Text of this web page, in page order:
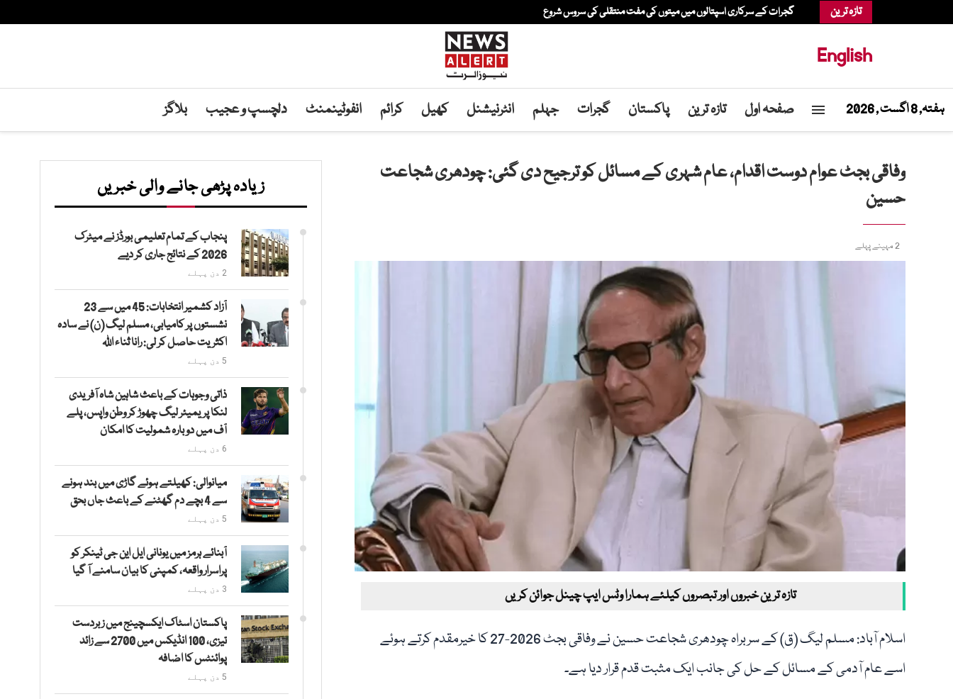
تازہ ترین گجرات کے سرکاری اسپتالوں میں میتوں کی مفت منتقلی کی سروس شروع
English
ہفتہ, 8 اگست , 2026 صفحہ اول تازہ ترین پاکستان گجرات جہلم انٹرنیشنل کھیل کرائم انفوٹینمنٹ دلچسپ و عجیب بلاگز
وفاقی بجٹ عوام دوست اقدام، عام شہری کے مسائل کو ترجیح دی گئی: چودھری شجاعت
حسین
2 مہینے پہلے
تازہ ترین خبروں اور تبصروں کیلئے ہمارا وٹس ایپ چینل جوائن کریں
اسلام آباد: مسلم لیگ (ق) کے سربراہ چودھری شجاعت حسین نے وفاقی بجٹ 2026-27 کا خیرمقدم کرتے ہوئے
اسے عام آدمی کے مسائل کے حل کی جانب ایک مثبت قدم قرار دیا ہے۔
زیادہ پڑھی جانے والی خبریں
پنجاب کے تمام تعلیمی بورڈز نے میٹرک
2026 کے نتائج جاری کر دیے
2 دن پہلے
آزاد کشمیر انتخابات: 45 میں سے 23
نشستوں پر کامیابی، مسلم لیگ (ن) نے سادہ
اکثریت حاصل کر لی: رانا ثناء اللہ
5 دن پہلے
ذاتی وجوہات کے باعث شاہین شاہ آفریدی
لنکا پریمیئر لیگ چھوڑ کر وطن واپس، پلے
آف میں دوبارہ شمولیت کا امکان
6 دن پہلے
میانوالی: کھیلتے ہوئے گاڑی میں بند ہونے
سے 4 بچے دم گھٹنے کے باعث جاں بحق
5 دن پہلے
آبنائے ہرمز میں یونانی ایل این جی ٹینکر کو
پراسرار واقعہ، کمپنی کا بیان سامنے آ گیا
3 دن پہلے
پاکستان اسٹاک ایکسچینج میں زبردست
تیزی، 100 انڈیکس میں 2700 سے زائد
پوائنٹس کا اضافہ
5 دن پہلے